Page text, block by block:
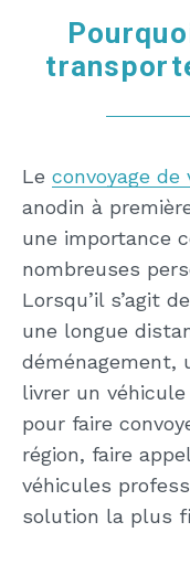
Le convoyage de
anodin à
une importance
nombreuses
Lorsqu’il s’agit
une longue
déménagement,
livrer un
pour faire
région, faire
véhicules
solution la plus